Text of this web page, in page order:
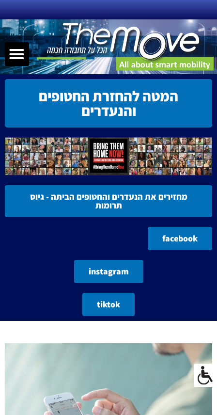
דילוג
לתוכן
המטה להחזרת החטופים
והנעדרים
מחזירים את הנעדרים והחטופים הביתה - גיוס
תרומות
facebook
instagram
tiktok